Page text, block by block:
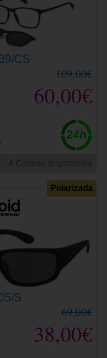
CS
109,00€
60,00€
4 Colores disponibles
Polarizada
S
69,00€
38,00€